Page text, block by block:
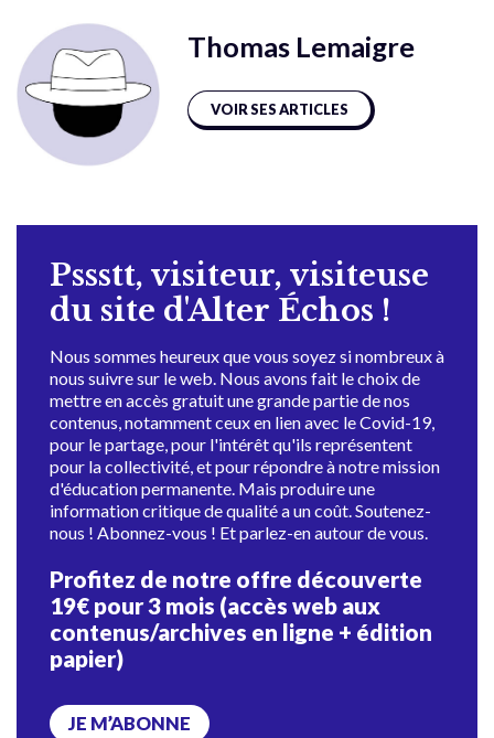
Thomas Lemaigre
VOIR SES ARTICLES
Pssstt, visiteur, visiteuse
du site d'Alter Échos !
Nous sommes heureux que vous soyez si nombreux à
nous suivre sur le web. Nous avons fait le choix de
mettre en accès gratuit une grande partie de nos
contenus, notamment ceux en lien avec le Covid-19,
pour le partage, pour l'intérêt qu'ils représentent
pour la collectivité, et pour répondre à notre mission
d'éducation permanente. Mais produire une
information critique de qualité a un coût. Soutenez-
nous ! Abonnez-vous ! Et parlez-en autour de vous.
Profitez de notre offre découverte
19€ pour 3 mois (accès web aux
contenus/archives en ligne + édition
papier)
JE M’ABONNE